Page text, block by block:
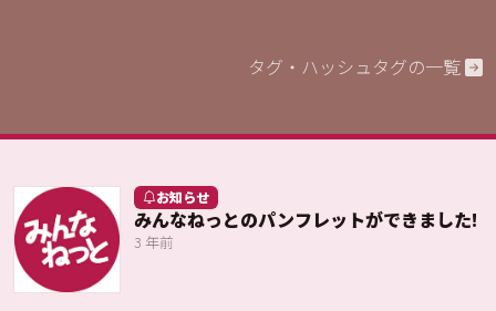
タグ・ハッシュタグの一覧
お知らせ
みんなねっとのパンフレットができました!
3 年前